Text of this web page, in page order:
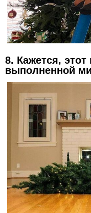
8. Кажется,
выполненной